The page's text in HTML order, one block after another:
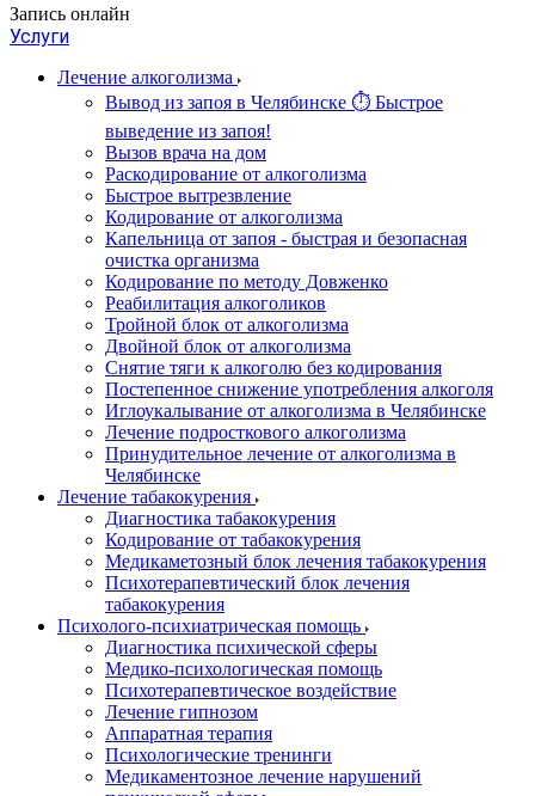
Запись онлайн
Услуги
Лечение алкоголизма
Вывод из запоя в Челябинске ⏱ Быстрое
выведение из запоя!
Вызов врача на дом
Раскодирование от алкоголизма
Быстрое вытрезвление
Кодирование от алкоголизма
Капельница от запоя - быстрая и безопасная
очистка организма
Кодирование по методу Довженко
Реабилитация алкоголиков
Тройной блок от алкоголизма
Двойной блок от алкоголизма
Снятие тяги к алкоголю без кодирования
Постепенное снижение употребления алкоголя
Иглоукалывание от алкоголизма в Челябинске
Лечение подросткового алкоголизма
Принудительное лечение от алкоголизма в
Челябинске
Лечение табакокурения
Диагностика табакокурения
Кодирование от табакокурения
Медикаметозный блок лечения табакокурения
Психотерапевтический блок лечения
табакокурения
Психолого-психиатрическая помощь
Диагностика психической сферы
Медико-психологическая помощь
Психотерапевтическое воздействие
Лечение гипнозом
Аппаратная терапия
Психологические тренинги
Медикаментозное лечение нарушений